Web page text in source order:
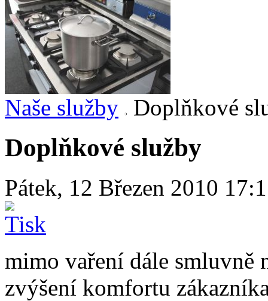
Naše služby Doplňkové
Doplňkové služby
Pátek, 12 Březen 2010
mimo vaření dále smluvně
zvýšení komfortu